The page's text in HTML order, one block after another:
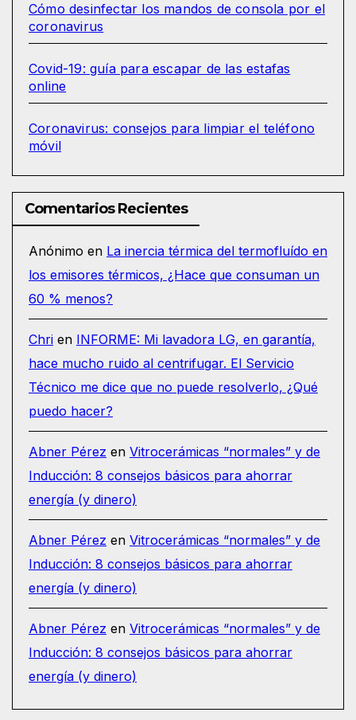
Cómo desinfectar los mandos de consola por el
coronavirus
Covid-19: guía para escapar de las estafas
online
Coronavirus: consejos para limpiar el teléfono
móvil
Comentarios Recientes
Anónimo en La inercia térmica del termofluído en
los emisores térmicos, ¿Hace que consuman un
60 % menos?
Chri en INFORME: Mi lavadora LG, en garantía,
hace mucho ruido al centrifugar. El Servicio
Técnico me dice que no puede resolverlo, ¿Qué
puedo hacer?
Abner Pérez en Vitrocerámicas “normales” y de
Inducción: 8 consejos básicos para ahorrar
energía (y dinero)
Abner Pérez en Vitrocerámicas “normales” y de
Inducción: 8 consejos básicos para ahorrar
energía (y dinero)
Abner Pérez en Vitrocerámicas “normales” y de
Inducción: 8 consejos básicos para ahorrar
energía (y dinero)